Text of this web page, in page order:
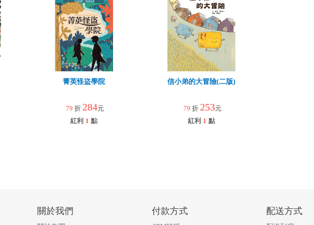
菁英怪盜學院
79 折 284元
紅利 1 點
信小弟的大冒險(二版)
79 折 253元
紅利 1 點
關於我們 付款方式 配送方式